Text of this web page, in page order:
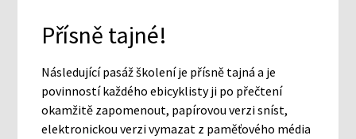
Přísně tajné!
Následující pasáž školení je přísně tajná a je
povinností každého ebicyklisty ji po přečtení
okamžitě zapomenout, papírovou verzi sníst,
elektronickou verzi vymazat z paměťového média